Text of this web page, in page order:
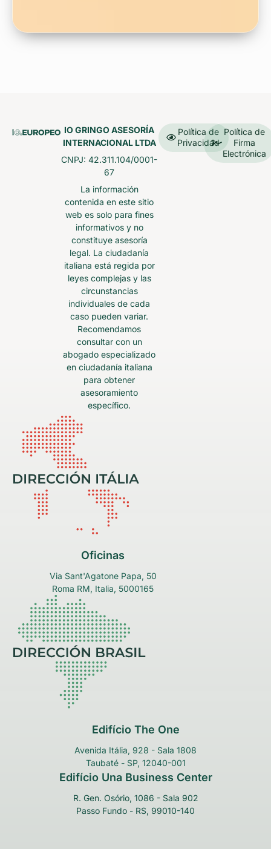
IO GRINGO ASESORÍA
INTERNACIONAL LTDA
CNPJ: 42.311.104/0001-
67
La información
contenida en este sitio
web es solo para fines
informativos y no
constituye asesoría
legal. La ciudadanía
italiana está regida por
leyes complejas y las
circunstancias
individuales de cada
caso pueden variar.
Recomendamos
consultar con un
abogado especializado
en ciudadanía italiana
para obtener
asesoramiento
específico.
Política de
Privacidad
Política de
Firma
Electrónica
Oficinas
Via Sant'Agatone Papa, 50
Roma RM, Italia, 5000165
Edifício The One
Avenida Itália, 928 - Sala 1808
Taubaté - SP, 12040-001
Edifício Una Business Center
R. Gen. Osório, 1086 - Sala 902
Passo Fundo - RS, 99010-140